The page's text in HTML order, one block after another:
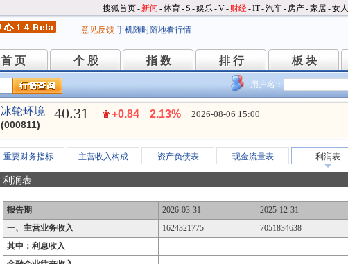
搜狐首页-新闻 -体育-S -娱乐-V- 财经-IT-汽车- 房产-家居-女人
意见反馈 手机随时随地看行情
首 页
首 页 个 股
个 股 指 数
指 数 排 行
排 行 板 块
板 块
用户名：
冰轮环境
(000811)
40.31 +0.84 2.13% 2026-08-06 15:00
重要财务指标 主营收入构成 资产负债表 现金流量表 利润表
利润表
报告期 2026-03-31 2025-12-31
一、主营业务收入
1624321775 7051834638
其中：利息收入
-- --